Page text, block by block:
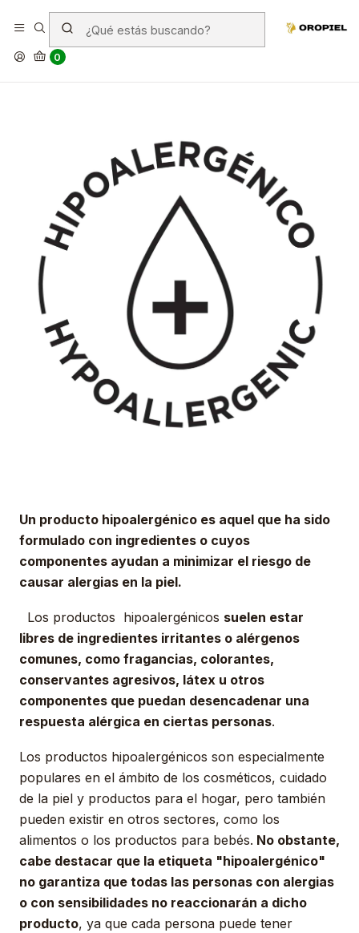
0
¿Qué es un producto
hipoalergénico?
Un producto hipoalergénico es aquel que ha sido
formulado con ingredientes o cuyos
componentes ayudan a minimizar el riesgo de
causar alergias en la piel.
Los productos hipoalergénicos suelen estar
libres de ingredientes irritantes o alérgenos
comunes, como fragancias, colorantes,
conservantes agresivos, látex u otros
componentes que puedan desencadenar una
respuesta alérgica en ciertas personas.
Los productos hipoalergénicos son especialmente
populares en el ámbito de los cosméticos, cuidado
de la piel y productos para el hogar, pero también
pueden existir en otros sectores, como los
alimentos o los productos para bebés. No obstante,
cabe destacar que la etiqueta "hipoalergénico"
no garantiza que todas las personas con alergias
o con sensibilidades no reaccionarán a dicho
producto, ya que cada persona puede tener